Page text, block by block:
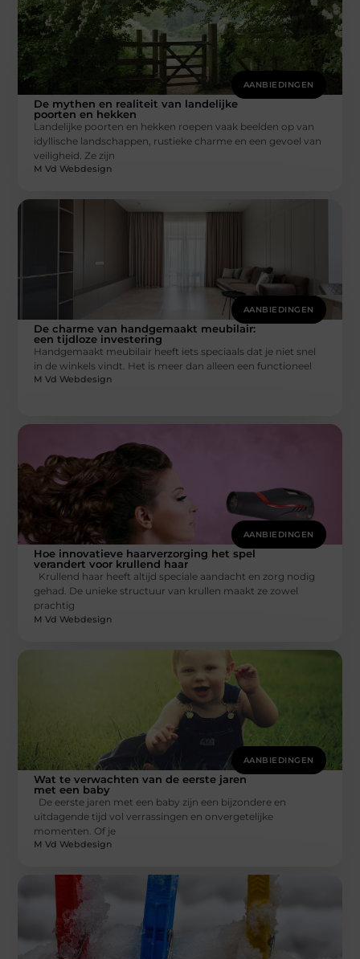
AANBIEDINGEN
De mythen en realiteit van landelijke
poorten en hekken
Landelijke poorten en hekken roepen vaak beelden op van
idyllische landschappen, rustieke charme en een gevoel van
veiligheid. Ze zijn
M Vd Webdesign
AANBIEDINGEN
De charme van handgemaakt meubilair:
een tijdloze investering
Handgemaakt meubilair heeft iets speciaals dat je niet snel
in de winkels vindt. Het is meer dan alleen een functioneel
M Vd Webdesign
AANBIEDINGEN
Hoe innovatieve haarverzorging het spel
verandert voor krullend haar
Krullend haar heeft altijd speciale aandacht en zorg nodig
gehad. De unieke structuur van krullen maakt ze zowel
prachtig
M Vd Webdesign
AANBIEDINGEN
Wat te verwachten van de eerste jaren
met een baby
De eerste jaren met een baby zijn een bijzondere en
uitdagende tijd vol verrassingen en onvergetelijke
momenten. Of je
M Vd Webdesign